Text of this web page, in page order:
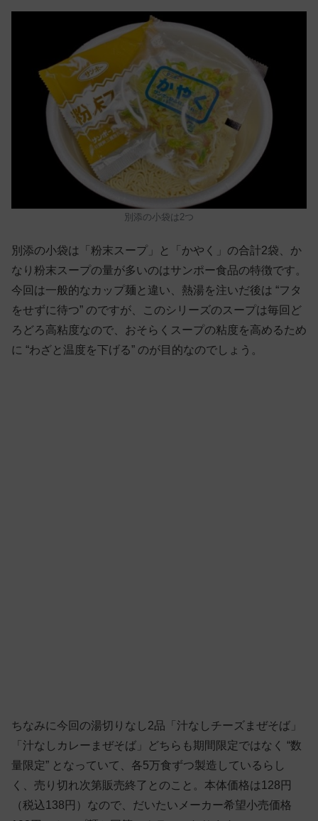
別添の小袋は2つ
別添の小袋は「粉末スープ」と「かやく」の合計2袋、か
なり粉末スープの量が多いのはサンポー食品の特徴です。
今回は一般的なカップ麺と違い、熱湯を注いだ後は “フタ
をせずに待つ” のですが、このシリーズのスープは毎回ど
ろどろ高粘度なので、おそらくスープの粘度を高めるため
に “わざと温度を下げる” のが目的なのでしょう。
ちなみに今回の湯切りなし2品「汁なしチーズまぜそば」
「汁なしカレーまぜそば」どちらも期間限定ではなく “数
量限定” となっていて、各5万食ずつ製造しているらし
く、売り切れ次第販売終了とのこと。本体価格は128円
（税込138円）なので、だいたいメーカー希望小売価格